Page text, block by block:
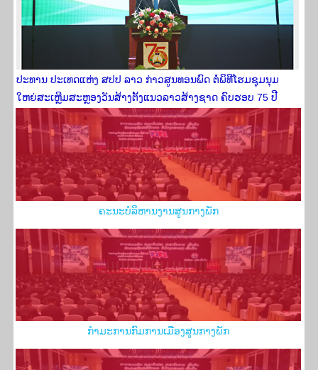
ປະທານ ປະເທດແຫ່ງ ສປປ ລາວ ກ່າວສູນທອນພົດ ຕໍ່ພິທີໂຮມຊຸມນຸມ
ໃຫຍ່ສະເຫຼີມສະຫຼອງວັນສ້າງຕັ້ງແນວລາວສ້າງຊາດ ຄົບຮອບ 75 ປີ
ຄະ​ນະ​ບໍ​ລິ​ຫານ​ງານ​ສູນ​ກາງ​ພັກ
​ກຳ​ມະ​ການ​ກົມ​ການ​ເມືອງ​ສູນ​ກາງ​ພັກ